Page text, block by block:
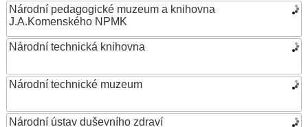
Národní pedagogické muzeum a knihovna
J.A.Komenského NPMK
Národní technická knihovna
Národní technické muzeum
Národní ústav duševního zdraví